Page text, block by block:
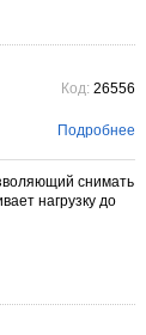
Код: 26556
Подробнее
снимать
нагрузку до